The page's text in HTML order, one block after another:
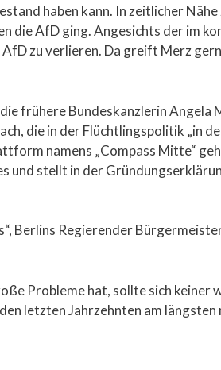
haben kann. In zeitlicher
die AfD ging. Angesichts der im
zu verlieren. Da greift Merz
frühere Bundeskanzlerin Angela
die in der Flüchtlingspolitik „in
namens „Compass Mitte“
stellt in der
Berlins Regierender
Probleme hat, sollte sich keiner
letzten Jahrzehnten am